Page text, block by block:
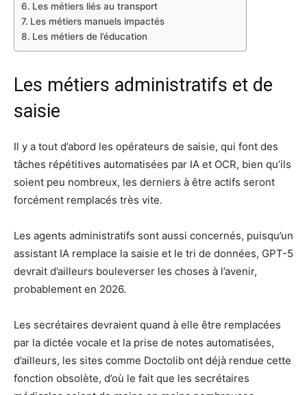
Les métiers liés au transport
Les métiers manuels impactés
Les métiers de l’éducation
Les métiers administratifs et de
saisie
Il y a tout d’abord les opérateurs de saisie, qui font des
tâches répétitives automatisées par IA et OCR, bien qu’ils
soient peu nombreux, les derniers à être actifs seront
forcément remplacés très vite.
Les agents administratifs sont aussi concernés, puisqu’un
assistant IA remplace la saisie et le tri de données, GPT-5
devrait d’ailleurs bouleverser les choses à l’avenir,
probablement en 2026.
Les secrétaires devraient quand à elle être remplacées
par la dictée vocale et la prise de notes automatisées,
d’ailleurs, les sites comme Doctolib ont déjà rendue cette
fonction obsolète, d’où le fait que les secrétaires